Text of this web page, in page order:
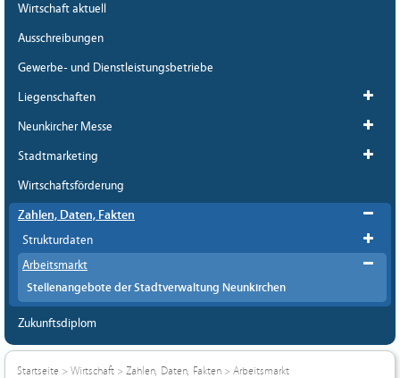
Wirtschaft aktuell
Ausschreibungen
Gewerbe- und Dienstleistungsbetriebe
Liegenschaften
Neunkircher Messe
Stadtmarketing
Wirtschaftsförderung
Zahlen, Daten, Fakten
Strukturdaten
Arbeitsmarkt
Stellenangebote der Stadtverwaltung Neunkirchen
Zukunftsdiplom
Startseite > Wirtschaft > Zahlen, Daten, Fakten > Arbeitsmarkt